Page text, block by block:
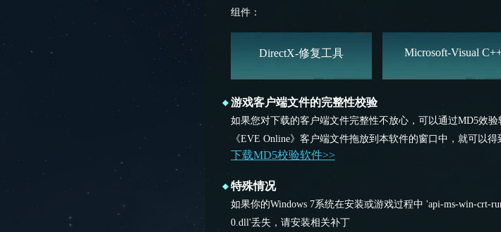
组件：
DirectX-修复工具 Microsoft-Visual
游戏客户端文件的完整性校验
如果您对下载的客户端文件完整性不放心，可以通过MD5效
《EVE Online》客户端文件拖放到本软件的窗口中，就可以
下载MD5校验软件>>
特殊情况
如果你的Windows 7系统在安装或游戏过程中 'api-ms-win-crt-
0.dll'丢失，请安装相关补丁